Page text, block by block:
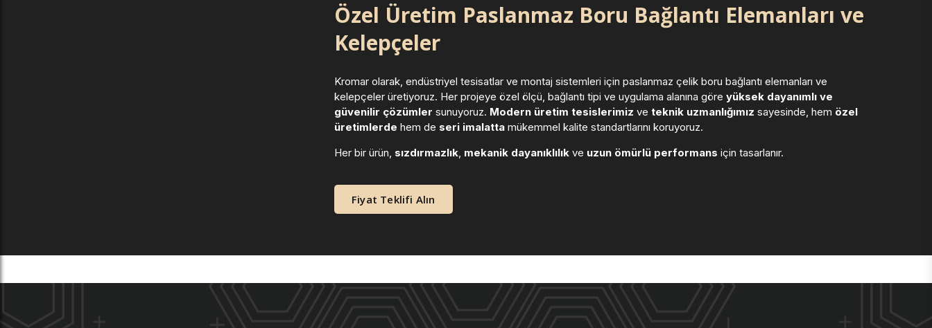
Özel Üretim Paslanmaz Boru Bağlantı Elemanları ve
Kelepçeler
Kromar olarak, endüstriyel tesisatlar ve montaj sistemleri için paslanmaz çelik boru bağlantı elemanları ve
kelepçeler üretiyoruz. Her projeye özel ölçü, bağlantı tipi ve uygulama alanına göre yüksek dayanımlı ve
güvenilir çözümler sunuyoruz. Modern üretim tesislerimiz ve teknik uzmanlığımız sayesinde, hem özel
üretimlerde hem de seri imalatta mükemmel kalite standartlarını koruyoruz.
Her bir ürün, sızdırmazlık, mekanik dayanıklılık ve uzun ömürlü performans için tasarlanır.
Fiyat Teklifi Alın